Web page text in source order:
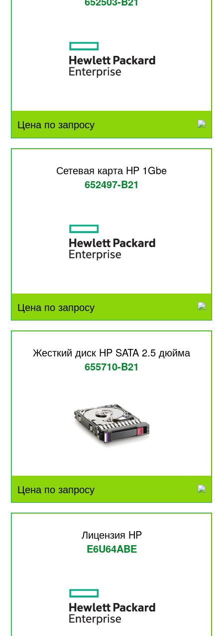
Цена по запросу
Сетевая карта HP 1Gbe
652497-B21
Цена по запросу
Жесткий диск HP SATA 2.5 дюйма
655710-B21
Цена по запросу
Лицензия HP
E6U64ABE